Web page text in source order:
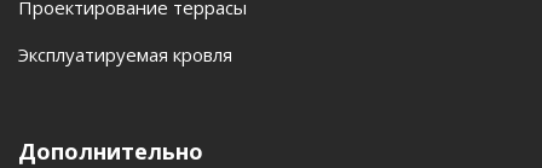
Проектирование террасы
Эксплуатируемая кровля
Дополнительно